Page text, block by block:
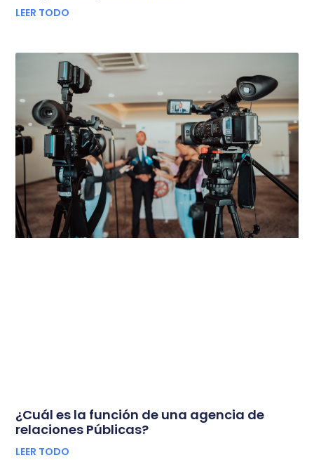
LEER TODO
¿Cuál es la función de una agencia de
relaciones Públicas?
LEER TODO